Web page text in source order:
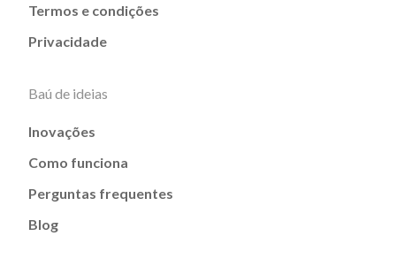
Termos e condições
Privacidade
Baú de ideias
Inovações
Como funciona
Perguntas frequentes
Blog